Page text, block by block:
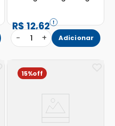
R$12,62
− 1 + Adicionar
15%